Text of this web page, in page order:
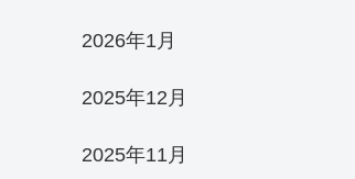
2026年1月
2025年12月
2025年11月